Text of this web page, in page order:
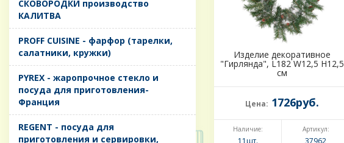
СКОВОРОДКИ производство
КАЛИТВА
PROFF CUISINE - фарфор (тарелки,
салатники, кружки)
PYREX - жаропрочное стекло и
посуда для приготовления-
Франция
REGENT - посуда для
приготовления и сервировки,
Изделие декоративное
"Гирлянда", L182 W12,5 H12,5
см
Цена: 1726руб.
Наличие: Артикул: